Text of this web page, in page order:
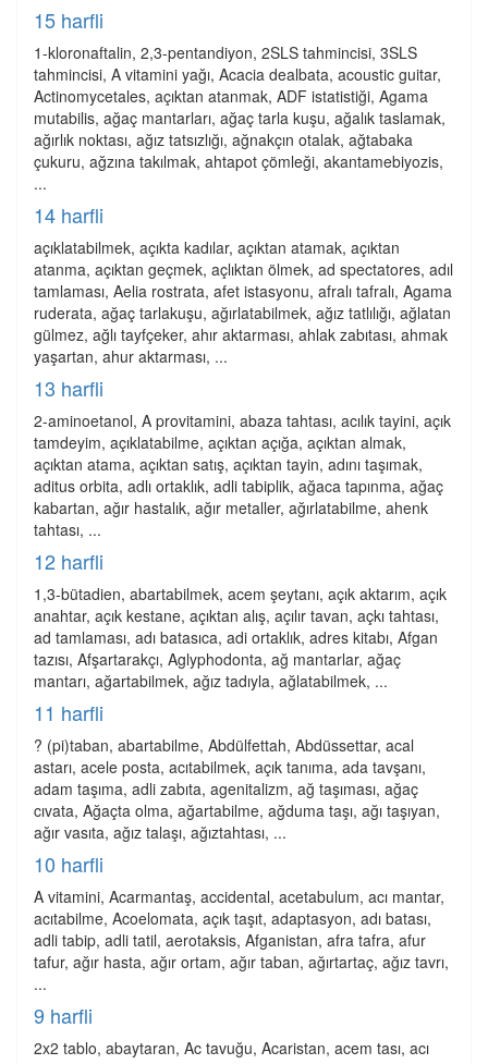
15 harfli
1-kloronaftalin, 2,3-pentandiyon, 2SLS tahmincisi, 3SLS
tahmincisi, A vitamini yağı, Acacia dealbata, acoustic guitar,
Actinomycetales, açıktan atanmak, ADF istatistiği, Agama
mutabilis, ağaç mantarları, ağaç tarla kuşu, ağalık taslamak,
ağırlık noktası, ağız tatsızlığı, ağnakçın otalak, ağtabaka
çukuru, ağzına takılmak, ahtapot çömleği, akantamebiyozis,
...
14 harfli
açıklatabilmek, açıkta kadılar, açıktan atamak, açıktan
atanma, açıktan geçmek, açlıktan ölmek, ad spectatores, adıl
tamlaması, Aelia rostrata, afet istasyonu, afralı tafralı, Agama
ruderata, ağaç tarlakuşu, ağırlatabilmek, ağız tatlılığı, ağlatan
gülmez, ağlı tayfçeker, ahır aktarması, ahlak zabıtası, ahmak
yaşartan, ahur aktarması, ...
13 harfli
2-aminoetanol, A provitamini, abaza tahtası, acılık tayini, açık
tamdeyim, açıklatabilme, açıktan açığa, açıktan almak,
açıktan atama, açıktan satış, açıktan tayin, adını taşımak,
aditus orbita, adlı ortaklık, adli tabiplik, ağaca tapınma, ağaç
kabartan, ağır hastalık, ağır metaller, ağırlatabilme, ahenk
tahtası, ...
12 harfli
1,3-bütadien, abartabilmek, acem şeytanı, açık aktarım, açık
anahtar, açık kestane, açıktan alış, açılır tavan, açkı tahtası,
ad tamlaması, adı batasıca, adi ortaklık, adres kitabı, Afgan
tazısı, Afşartarakçı, Aglyphodonta, ağ mantarlar, ağaç
mantarı, ağartabilmek, ağız tadıyla, ağlatabilmek, ...
11 harfli
? (pi)taban, abartabilme, Abdülfettah, Abdüssettar, acal
astarı, acele posta, acıtabilmek, açık tanıma, ada tavşanı,
adam taşıma, adli zabıta, agenitalizm, ağ taşıması, ağaç
cıvata, Ağaçta olma, ağartabilme, ağduma taşı, ağı taşıyan,
ağır vasıta, ağız talaşı, ağıztahtası, ...
10 harfli
A vitamini, Acarmantaş, accidental, acetabulum, acı mantar,
acıtabilme, Acoelomata, açık taşıt, adaptasyon, adı batası,
adli tabip, adli tatil, aerotaksis, Afganistan, afra tafra, afur
tafur, ağır hasta, ağır ortam, ağır taban, ağırtartaç, ağız tavrı,
...
9 harfli
2x2 tablo, abaytaran, Ac tavuğu, Acaristan, acem tası, acı